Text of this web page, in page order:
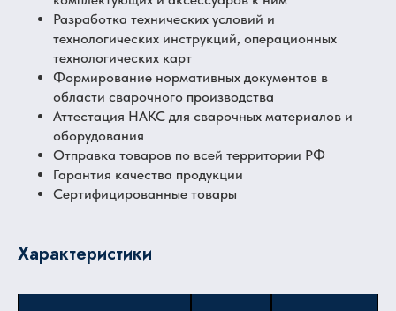
Разработка технических условий и
технологических инструкций, операционных
технологических карт
Формирование нормативных документов в
области сварочного производства
Аттестация НАКС для сварочных материалов и
оборудования
Отправка товаров по всей территории РФ
Гарантия качества продукции
Сертифицированные товары
Характеристики